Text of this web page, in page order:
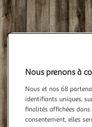
Nous prenons à
Nous et nos 68
identifiants uniques,
finalités affichées
consentement, elles